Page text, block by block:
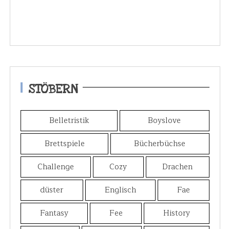
STÖBERN
Belletristik
Boyslove
Brettspiele
Bücherbüchse
Challenge
Cozy
Drachen
düster
Englisch
Fae
Fantasy
Fee
History